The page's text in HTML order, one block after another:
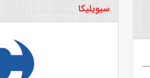
سیویلیکا